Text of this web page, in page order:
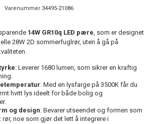
Varenummer 34495-21086
14W GR10q LED pære , som er designet
28W 2D sommerfuglrør, uten å gå på
: Leverer 1680 lumen, som sikrer en kraftig
: Med en lysfarge på 3500K får du
hvitt lys ideelt for både bolig og
og design: Bevarer utseendet og formen som
noe som gjør det lett å integrere i